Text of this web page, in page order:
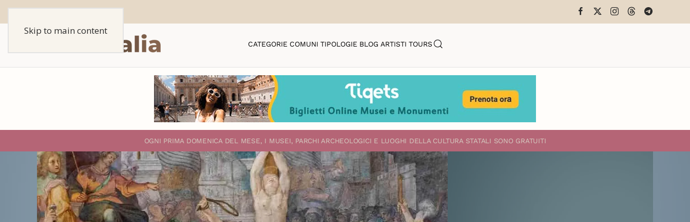
Skip to main content
CATEGORIE COMUNI TIPOLOGIE BLOG ARTISTI TOURS
OGNI PRIMA DOMENICA DEL MESE, I MUSEI, PARCHI ARCHEOLOGICI E LUOGHI DELLA CULTURA STATALI SONO GRATUITI